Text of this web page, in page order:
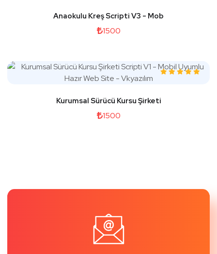
Anaokulu Kreş Scripti V3 - Mob
1500
Kurumsal Sürücü Kursu Şirketi
1500